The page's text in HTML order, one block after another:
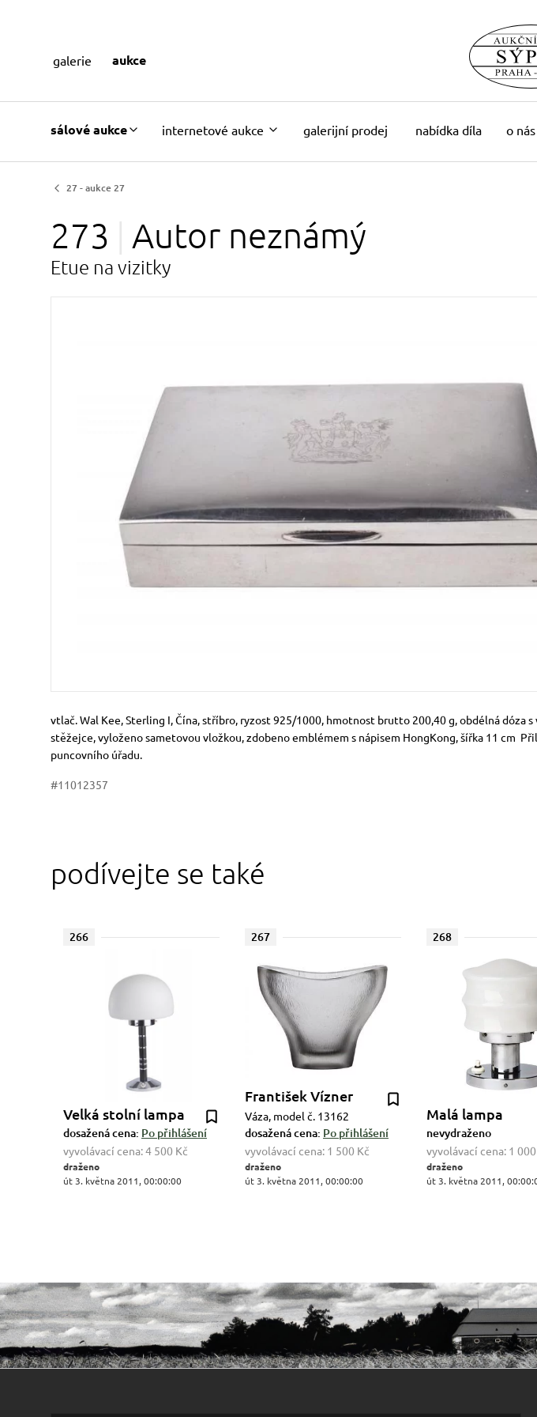
sálové aukce internetové aukce galerijní prodej nabídka díla o nás
galerie aukce
27 - aukce 27
273 Autor neznámý
Etue na vizitky
Rozměry
Stručný popis předmětu
vtlač. Wal Kee, Sterling I, Čína, stříbro, ryzost 925/1000, hmotnost brutto 200,40 g, obdélná dóza s
stěžejce, vyloženo sametovou vložkou, zdobeno emblémem s nápisem HongKong, šířka 11 cm
puncovního úřadu.
#11012357
podívejte se také
266
Velká stolní lampa
dosažená cena: Po přihlášení
vyvolávací cena:4 500 Kč
draženo
út 3. května 2011, 00:00:00
267
František Vízner
Váza, model č. 13162
dosažená cena: Po přihlášení
vyvolávací cena: 1 500 Kč
draženo
út 3. května 2011, 00:00:00
268
Malá lampa
nevydraženo
vyvolávací cena: 1
draženo
út 3. května 2011,